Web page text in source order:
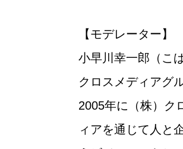
【モデレーター】
小早川幸一郎（こ
クロスメディアグ
2005年に（株）ク
ィアを通じて人と